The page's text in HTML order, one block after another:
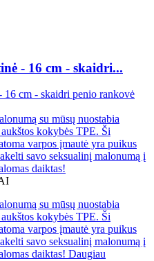
- 16 cm - skaidri...
su mūsų nuostabia
kokybės TPE. Ši
varpos įmautė yra puikus
savo seksualinį malonumą į
daiktas!
su mūsų nuostabia
kokybės TPE. Ši
varpos įmautė yra puikus
savo seksualinį malonumą į
daiktas! Daugiau